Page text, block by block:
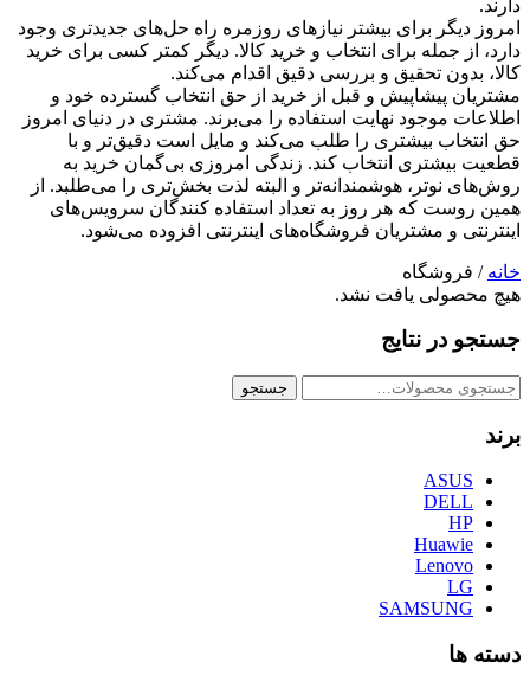
دارند.
امروز دیگر برای بیشتر نیازهای روزمره راه‏ حل‏‏‏‌های جدیدتری وجود
دارد، از جمله برای انتخاب و خرید کالا. دیگر کمتر کسی برای خرید
کالا، بدون تحقیق و بررسی دقیق اقدام می‏‌کند.
مشتریان پیشاپیش و قبل از خرید از حق انتخاب گسترده خود و
اطلاعات موجود نهایت استفاده را می‏‌برند. مشتری در دنیای امروز
حق انتخاب بیشتری را طلب می‏‌کند و مایل است دقیق‏‌تر و با
قطعیت بیشتری انتخاب کند. زندگی امروزی بی‏‌گمان خرید به
رو‏‌ش‌های نو‏تر، هوشمندانه‏‌تر و البته لذت‏‏ بخش‏‌تری را می‏‌طلبد. از
همین روست که هر روز به تعداد استفاده‏ کنندگان سرویس‌های
اینترنتی و مشتریان فروشگاه‏‏‌‏های اینترنتی افزوده می‌‏‏شود.
خانه / فروشگاه
هیچ محصولی یافت نشد.
جستجو در نتایج
جستجو
جستجو
برند
ASUS
DELL
HP
Huawie
Lenovo
LG
SAMSUNG
دسته ها